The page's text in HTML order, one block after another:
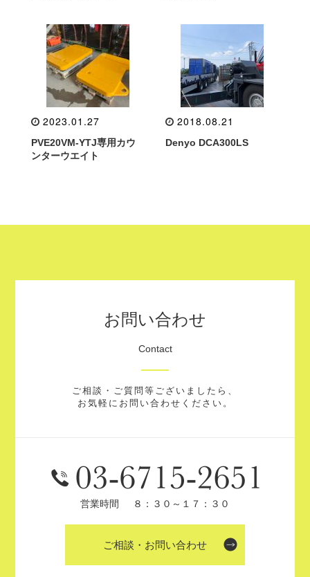
2023.01.27
PVE20VM-YTJ専用カウ
ンターウエイト
2018.08.21
Denyo DCA300LS
お問い合わせ
Contact
ご相談・ご質問等ございましたら、
お気軽にお問い合わせください。
営業時間 ８：３０～１７：３０
ご相談・お問い合わせ